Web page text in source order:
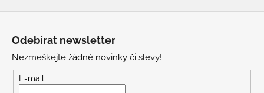
Odebírat newsletter
Nezmeškejte žádné novinky či slevy!
E-mail